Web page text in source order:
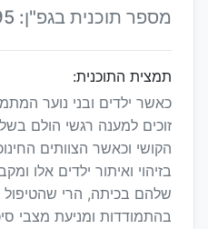
מספר תוכנית בגפ"ן: 1795
תמצית התוכנית:
כאשר ילדים ובני נוער
זוכים למענה רגשי הולם
הקושי וכאשר הצוותים
בזיהוי ואיתור ילדים אלו
שלהם בכיתה, הרי שהטיפול
בהתמודדות ומניעת מצבי